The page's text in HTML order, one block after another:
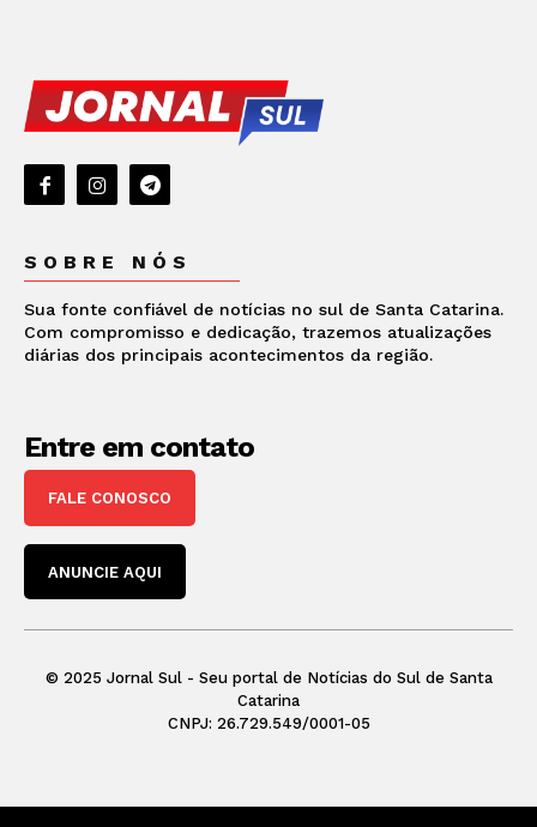
SOBRE NÓS
Sua fonte confiável de notícias no sul de Santa Catarina.
Com compromisso e dedicação, trazemos atualizações
diárias dos principais acontecimentos da região.
Entre em contato
FALE CONOSCO
ANUNCIE AQUI
© 2025 Jornal Sul - Seu portal de Notícias do Sul de Santa
Catarina
CNPJ: 26.729.549/0001-05